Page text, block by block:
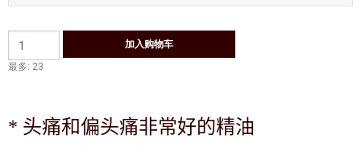
最多: 23
* 头痛和偏头痛非常好的精油